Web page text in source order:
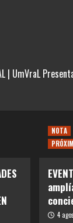
| UmVraL
NOTA
4